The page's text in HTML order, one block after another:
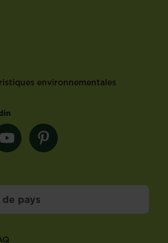
environnementales
pays